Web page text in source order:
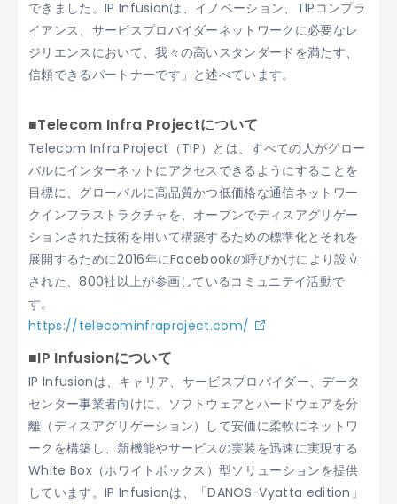
できました。IP Infusionは、イノベーション、TIPコンプラ
イアンス、サービスプロバイダーネットワークに必要なレ
ジリエンスにおいて、我々の高いスタンダードを満たす、
信頼できるパートナーです」と述べています。
■Telecom Infra Projectについて
Telecom Infra Project（TIP）とは、すべての人がグロー
バルにインターネットにアクセスできるようにすることを
目標に、グローバルに高品質かつ低価格な通信ネットワー
クインフラストラクチャを、オープンでディスアグリゲー
ションされた技術を用いて構築するための標準化とそれを
展開するために2016年にFacebookの呼びかけにより設立
された、800社以上が参画しているコミュニテイ活動で
す。
https://telecominfraproject.com/
■IP Infusionについて
IP Infusionは、キャリア、サービスプロバイダー、データ
センター事業者向けに、ソフトウェアとハードウェアを分
離（ディスアグリゲーション）して安価に柔軟にネットワ
ークを構築し、新機能やサービスの実装を迅速に実現する
White Box（ホワイトボックス）型ソリューションを提供
しています。IP Infusionは、「DANOS-Vyatta edition」